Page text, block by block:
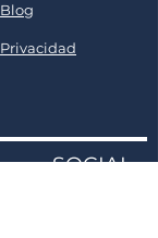
Blog
Privacidad
SOCIAL